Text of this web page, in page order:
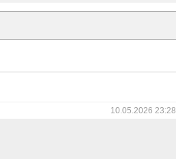
10.05.2026 23:28